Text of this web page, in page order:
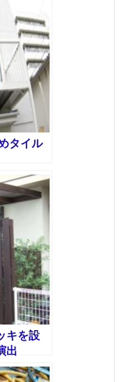
タイル
キを設
出